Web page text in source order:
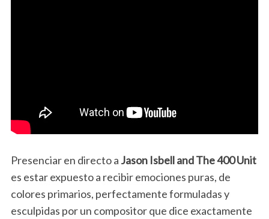
Presenciar en directo a Jason Isbell and The 400 Unit
es estar expuesto a recibir emociones puras, de
colores primarios, perfectamente formuladas y
esculpidas por un compositor que dice exactamente